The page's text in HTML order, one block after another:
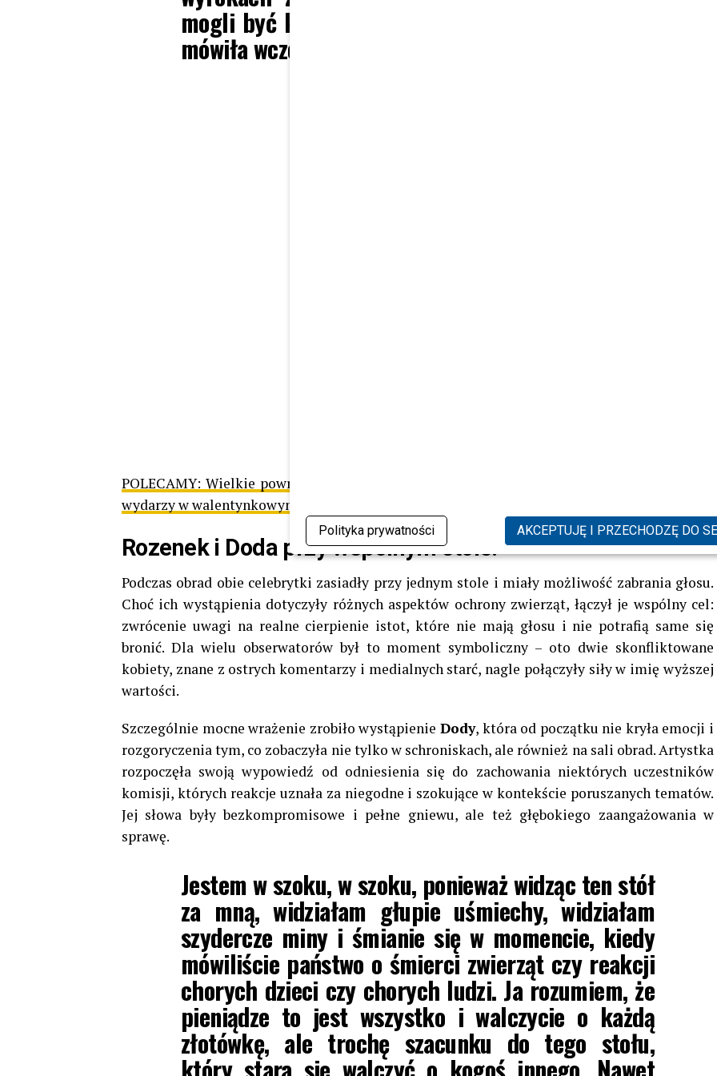
Polityka prywatności AKCEPTUJĘ I PRZECHODZĘ DO
mogli być kierownikami schronisk.
mówiła wczoraj Doda na antenie Polsat News.
POLECAMY: Wielkie powroty i zaskakujące zwroty akcji w „M jak miłość”. Sprawdź, co się
wydarzy w walentynkowym odcinku
Rozenek i Doda przy wspólnym stole!
Podczas obrad obie celebrytki zasiadły przy jednym stole i miały możliwość zabrania głosu.
Choć ich wystąpienia dotyczyły różnych aspektów ochrony zwierząt, łączył je wspólny cel:
zwrócenie uwagi na realne cierpienie istot, które nie mają głosu i nie potrafią same się
bronić. Dla wielu obserwatorów był to moment symboliczny – oto dwie skonfliktowane
kobiety, znane z ostrych komentarzy i medialnych starć, nagle połączyły siły w imię wyższej
wartości.
Szczególnie mocne wrażenie zrobiło wystąpienie Dody, która od początku nie kryła emocji i
rozgoryczenia tym, co zobaczyła nie tylko w schroniskach, ale również na sali obrad. Artystka
rozpoczęła swoją wypowiedź od odniesienia się do zachowania niektórych uczestników
komisji, których reakcje uznała za niegodne i szokujące w kontekście poruszanych tematów.
Jej słowa były bezkompromisowe i pełne gniewu, ale też głębokiego zaangażowania w
sprawę.
Jestem w szoku, w szoku, ponieważ widząc ten stół
za mną, widziałam głupie uśmiechy, widziałam
szydercze miny i śmianie się w momencie, kiedy
mówiliście państwo o śmierci zwierząt czy reakcji
chorych dzieci czy chorych ludzi. Ja rozumiem, że
pieniądze to jest wszystko i walczycie o każdą
złotówkę, ale trochę szacunku do tego stołu,